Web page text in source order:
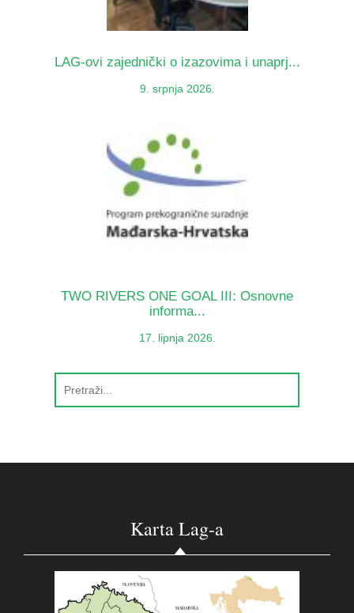
LAG-ovi zajednički o izazovima i unaprj...
9. srpnja 2026.
TWO RIVERS ONE GOAL III: Osnovne
informa...
17. lipnja 2026.
Karta Lag-a